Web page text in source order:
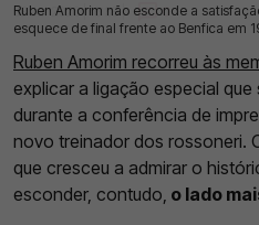
Ruben Amorim não esconde a
esquece de final frente ao Benfica em
08 Jul 2026 | 16:38 | 0
Ruben Amorim recorreu às
explicar a ligação especial
durante a conferência de
novo treinador dos rossoneri.
que cresceu a admirar o
esconder, contudo, o lado